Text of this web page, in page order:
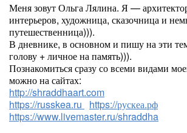
Меня зовут Ольга Лялина. Я —
интерьеров, художница, сказочница и
путешественница))).
В дневнике, в основном и пишу на эти
голову + личное на память))).
Познакомиться сразу со всеми видами
можно на сайтах:
http://shraddhaart.com
https://russkea.ru
https://рускеа.рф
https://www.livemaster.ru/shraddha